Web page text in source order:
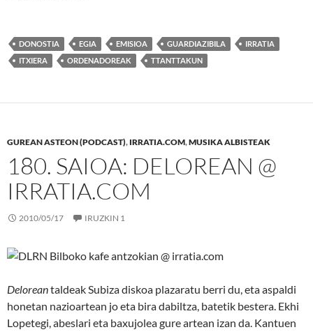
DONOSTIA EGIA EMISIOA GUARDIAZIBILA
IRRATIA
ITXIERA
ORDENADOREAK TTANTTAKUN
GUREAN ASTEON (PODCAST), IRRATIA.COM,MUSIKA ALBISTEAK
180. SAIOA: DELOREAN @
IRRATIA.COM
2010/05/17 IRUZKIN 1
Deloreantaldeak Subiza diskoa plazaratu berri du, eta aspaldi
honetan nazioartean jo eta bira dabiltza, batetik bestera. Ekhi
Lopetegi, abeslari eta baxujolea gure artean izan da. Kantuen